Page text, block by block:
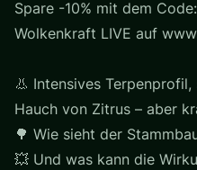
Spare -10% mit dem
Wolkenkraft LIVE auf
👃 Intensives
Hauch von Zitrus – aber
🌳 Wie sieht der
💥 Und was kann die